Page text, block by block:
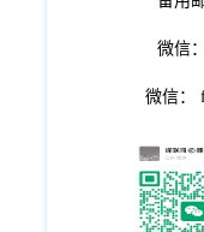
微信
微信：